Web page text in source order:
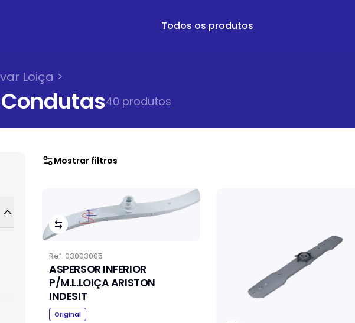
Todos os produtos
Loiça >
40 produtos
Mostrar filtros
Ref. 03003005
ASPERSOR INFERIOR
P/M.L.LOIÇA ARISTON
INDESIT
Original